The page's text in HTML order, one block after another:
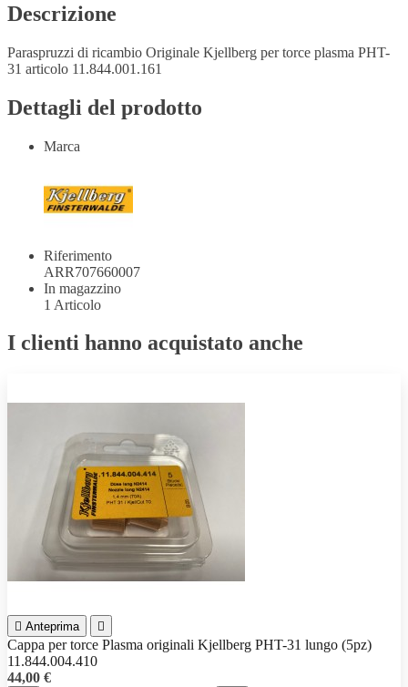
Descrizione
Paraspruzzi di ricambio Originale Kjellberg per torce plasma PHT-
31 articolo 11.844.001.161
Dettagli del prodotto
Marca
Riferimento
ARR707660007
In magazzino
1 Articolo
I clienti hanno acquistato anche
 Anteprima 
Cappa per torce Plasma originali Kjellberg PHT-31 lungo (5pz)
11.844.004.410
44,00 €